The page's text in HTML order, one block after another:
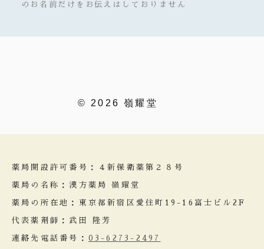
のお名前だけをお伝えはしておりません
© 2026 嶺耀堂
薬局開設許可番号：４新保衛薬第２８号
薬局の名称：漢方薬局 嶺耀堂
薬局の所在地：東京都新宿区愛住町19-16富士ビル2F
代表薬剤師：武田 隆芳
連絡先電話番号： 03-6273-2497